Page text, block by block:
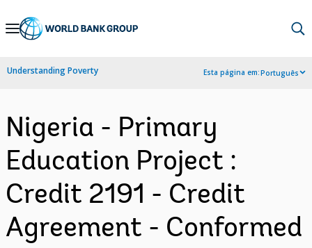
Skip
Navigation
Understanding Poverty Esta página em:Português
Nigeria - Primary
Education Project :
Credit 2191 - Credit
Agreement - Conformed